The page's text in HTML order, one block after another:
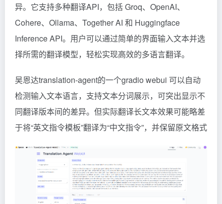
异。它支持多种翻译API，包括 Groq、OpenAI、
Cohere、Ollama、Together AI 和 Huggingface
Inference API。用户可以通过简单的界面输入文本并选
择所需的翻译模型，轻松实现高效的多语言翻译。
吴恩达translation-agent的一个gradio webui 可以自动
检测输入文本语言，支持文本分词展示，可突出显示不
同翻译版本间的差异。但实际翻译长文本效果可能略差
于将“英文指令模板”翻译为“中文指令”，并保留原文格式